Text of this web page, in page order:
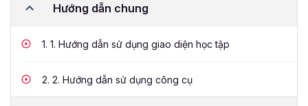
Hướng dẫn chung
1. 1. Hướng dẫn sử dụng giao diện học tập
2. 2. Hướng dẫn sử dụng công cụ